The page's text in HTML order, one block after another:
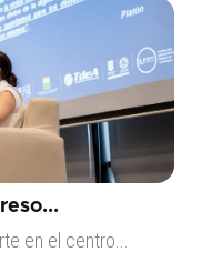
en el centro...